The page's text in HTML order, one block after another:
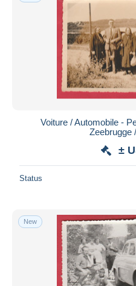
Voiture / Automobile -
Zeebrugge
±
Status
New